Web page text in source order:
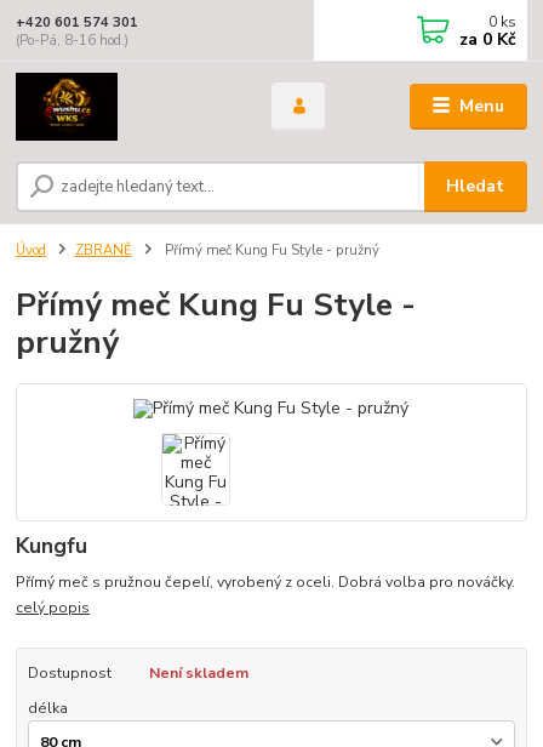
Menu
Hledat
+420 601 574 301
(Po-Pá, 8-16 hod.)
0 ks
za 0 Kč
Úvod ZBRANĚ Přímý meč Kung Fu Style - pružný
Přímý meč Kung Fu Style -
pružný
Kungfu
Přímý meč s pružnou čepelí, vyrobený z oceli. Dobrá volba pro nováčky.
celý popis
Dostupnost
Není skladem
délka